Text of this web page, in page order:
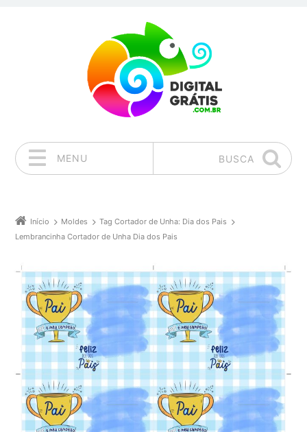
MENU BUSCA
Início Moldes
Tag Cortador de Unha: Dia dos Pais
Lembrancinha Cortador de Unha Dia dos Pais